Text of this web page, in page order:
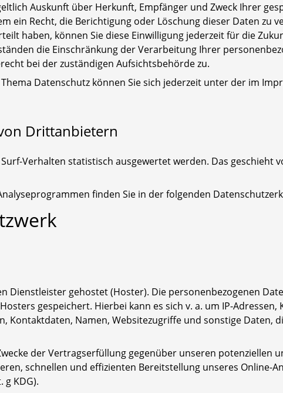
Auskunft über Herkunft, Empfänger und Zweck Ihrer
ein Recht, die Berichtigung oder Löschung dieser Daten zu
haben, können Sie diese Einwilligung jederzeit für die
die Einschränkung der Verarbeitung Ihrer
bei der zuständigen Aufsichtsbehörde zu.
Datenschutz können Sie sich jederzeit unter der im
Drittanbietern
Verhalten statistisch ausgewertet werden. Das geschieht
finden Sie in der folgenden
Dienstleister gehostet (Hoster). Die personenbezogenen
gespeichert. Hierbei kann es sich v. a. um IP-
Kontaktdaten, Namen, Websitezugriffe und sonstige Daten,
der Vertragserfüllung gegenüber unseren potenziellen
schnellen und effizienten Bereitstellung unseres Online-
g KDG).